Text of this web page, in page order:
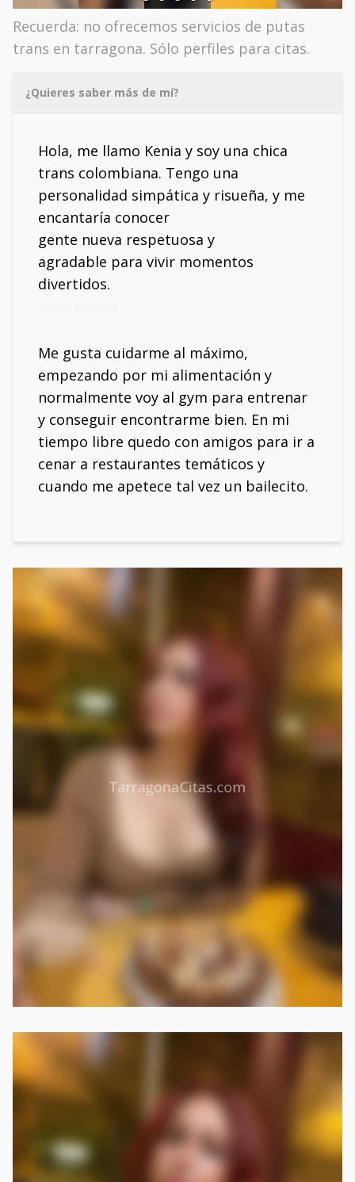
Recuerda: no ofrecemos servicios de putas
trans en tarragona. Sólo perfiles para citas.
¿Quieres saber más de mí?
Hola, me llamo Kenia y soy una chica
trans colombiana. Tengo una
personalidad simpática y risueña, y me
encantaría conocer
gente nueva respetuosa y
agradable para vivir momentos
divertidos.
Me gusta cuidarme al máximo,
empezando por mi alimentación y
normalmente voy al gym para entrenar
y conseguir encontrarme bien. En mi
tiempo libre quedo con amigos para ir a
cenar a restaurantes temáticos y
cuando me apetece tal vez un bailecito.